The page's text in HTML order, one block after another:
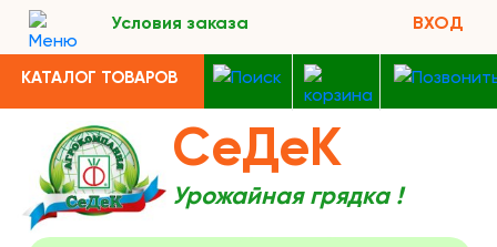
Условия заказа ВХОД
КАТАЛОГ ТОВАРОВ
СеДеК
Урожайная грядка !